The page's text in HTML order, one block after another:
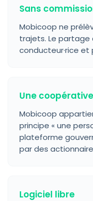
Sans
Mobicoop ne
trajets. Le partage
conducteur·rice et
Une coopérative
Mobicoop
principe « une
plateforme
par des
Logiciel libre